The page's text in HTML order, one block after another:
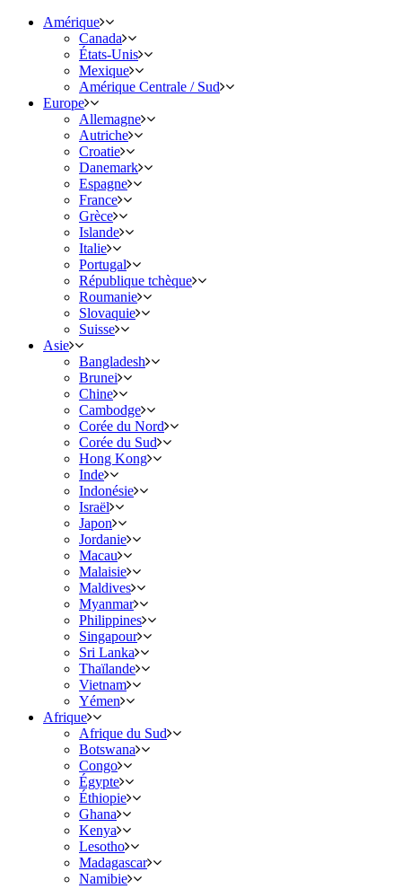
Amérique
Canada
États-Unis
Mexique
Amérique Centrale / Sud
Europe
Allemagne
Autriche
Croatie
Danemark
Espagne
France
Grèce
Islande
Italie
Portugal
République tchèque
Roumanie
Slovaquie
Suisse
Asie
Bangladesh
Brunei
Chine
Cambodge
Corée du Nord
Corée du Sud
Hong Kong
Inde
Indonésie
Israël
Japon
Jordanie
Macau
Malaisie
Maldives
Myanmar
Philippines
Singapour
Sri Lanka
Thaïlande
Vietnam
Yémen
Afrique
Afrique du Sud
Botswana
Congo
Égypte
Éthiopie
Ghana
Kenya
Lesotho
Madagascar
Namibie